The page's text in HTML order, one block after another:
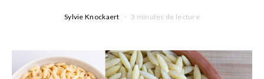
Sylvie Knockaert 3 minutes de lecture